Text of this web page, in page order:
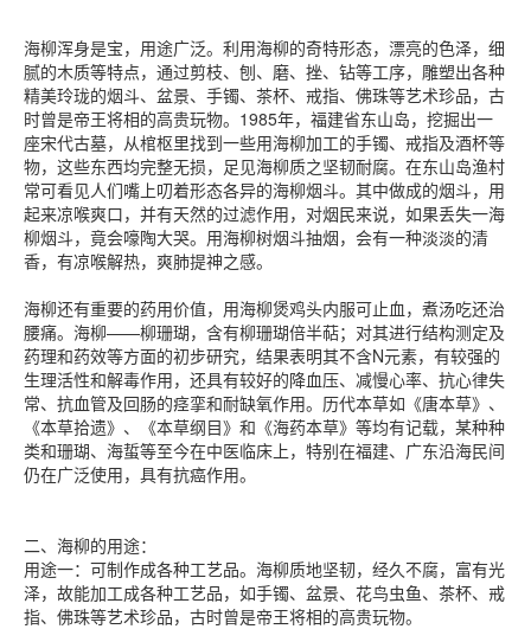
海柳浑身是宝，用途广泛。利用海柳的奇特形态，漂亮的色泽，细
腻的木质等特点，通过剪枝、刨、磨、挫、钻等工序，雕塑出各种
精美玲珑的烟斗、盆景、手镯、茶杯、戒指、佛珠等艺术珍品，古
时曾是帝王将相的高贵玩物。1985年，福建省东山岛，挖掘出一
座宋代古墓，从棺枢里找到一些用海柳加工的手镯、戒指及酒杯等
物，这些东西均完整无损，足见海柳质之坚韧耐腐。在东山岛渔村
常可看见人们嘴上叨着形态各异的海柳烟斗。其中做成的烟斗，用
起来凉喉爽口，并有天然的过滤作用，对烟民来说，如果丢失一海
柳烟斗，竟会嚎陶大哭。用海柳树烟斗抽烟，会有一种淡淡的清
香，有凉喉解热，爽肺提神之感。
海柳还有重要的药用价值，用海柳煲鸡头内服可止血，煮汤吃还治
腰痛。海柳——柳珊瑚，含有柳珊瑚倍半萜；对其进行结构测定及
药理和药效等方面的初步研究，结果表明其不含N元素，有较强的
生理活性和解毒作用，还具有较好的降血压、减慢心率、抗心律失
常、抗血管及回肠的痉挛和耐缺氧作用。历代本草如《唐本草》、
《本草拾遗》、《本草纲目》和《海药本草》等均有记载，某种种
类和珊瑚、海蜇等至今在中医临床上，特别在福建、广东沿海民间
仍在广泛使用，具有抗癌作用。
二、海柳的用途：
用途一：可制作成各种工艺品。海柳质地坚韧，经久不腐，富有光
泽，故能加工成各种工艺品，如手镯、盆景、花鸟虫鱼、茶杯、戒
指、佛珠等艺术珍品，古时曾是帝王将相的高贵玩物。